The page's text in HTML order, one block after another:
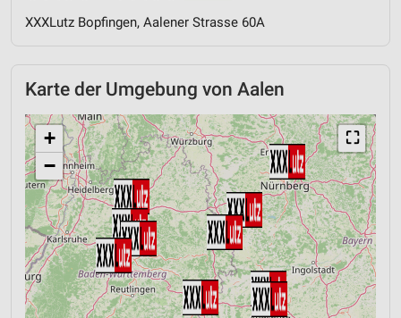
XXXLutz Bopfingen, Aalener Strasse 60A
Karte der Umgebung von Aalen
⛶
+
−